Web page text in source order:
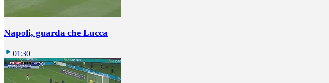
Napoli, guarda che Lucca
01:30